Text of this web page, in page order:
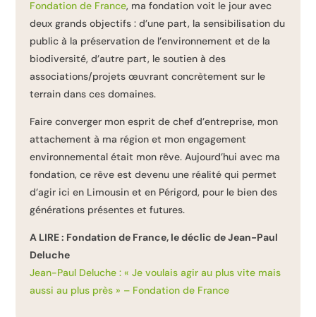
Fondation de France, ma fondation voit le jour avec
deux grands objectifs : d’une part, la sensibilisation du
public à la préservation de l’environnement et de la
biodiversité, d’autre part, le soutien à des
associations/projets œuvrant concrètement sur le
terrain dans ces domaines.
Faire converger mon esprit de chef d’entreprise, mon
attachement à ma région et mon engagement
environnemental était mon rêve. Aujourd’hui avec ma
fondation, ce rêve est devenu une réalité qui permet
d’agir ici en Limousin et en Périgord, pour le bien des
générations présentes et futures.
A LIRE : Fondation de France, le déclic de Jean-Paul
Deluche
Jean-Paul Deluche : « Je voulais agir au plus vite mais
aussi au plus près » – Fondation de France